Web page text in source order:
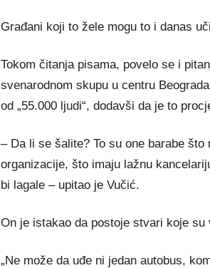
Građani koji to žele mogu to i danas
Tokom čitanja pisama, povelo se i
svenarodnom skupu u centru
od „55.000 ljudi“, dodavši da je to
– Da li se šalite? To su one barabe
organizacije, što imaju lažnu
bi lagale – upitao je Vučić.
On je istakao da postoje stvari koje su
„Ne može da uđe ni jedan autobus,